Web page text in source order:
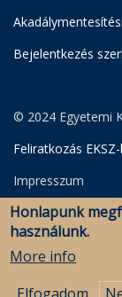
Bejelentkezés
© 2024 Egyetemi
Feliratkozás
Impresszum
Adatkezelési
Honlapunk
használunk.
More info